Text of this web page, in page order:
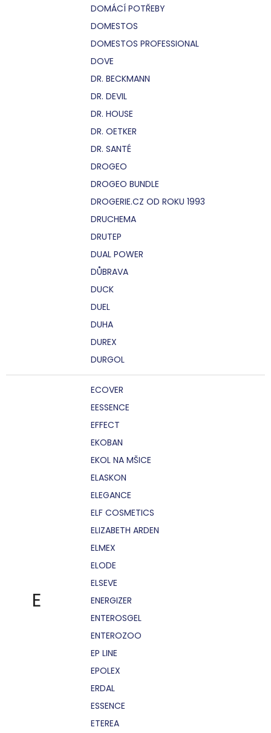
DOMÁCÍ POTŘEBY
DOMESTOS
DOMESTOS PROFESSIONAL
DOVE
DR. BECKMANN
DR. DEVIL
DR. HOUSE
DR. OETKER
DR. SANTÉ
DROGEO
DROGEO BUNDLE
DROGERIE.CZ OD ROKU 1993
DRUCHEMA
DRUTEP
DUAL POWER
DŮBRAVA
DUCK
DUEL
DUHA
DUREX
DURGOL
E
ECOVER
EESSENCE
EFFECT
EKOBAN
EKOL NA MŠICE
ELASKON
ELEGANCE
ELF COSMETICS
ELIZABETH ARDEN
ELMEX
ELODE
ELSEVE
ENERGIZER
ENTEROSGEL
ENTEROZOO
EP LINE
EPOLEX
ERDAL
ESSENCE
ETEREA